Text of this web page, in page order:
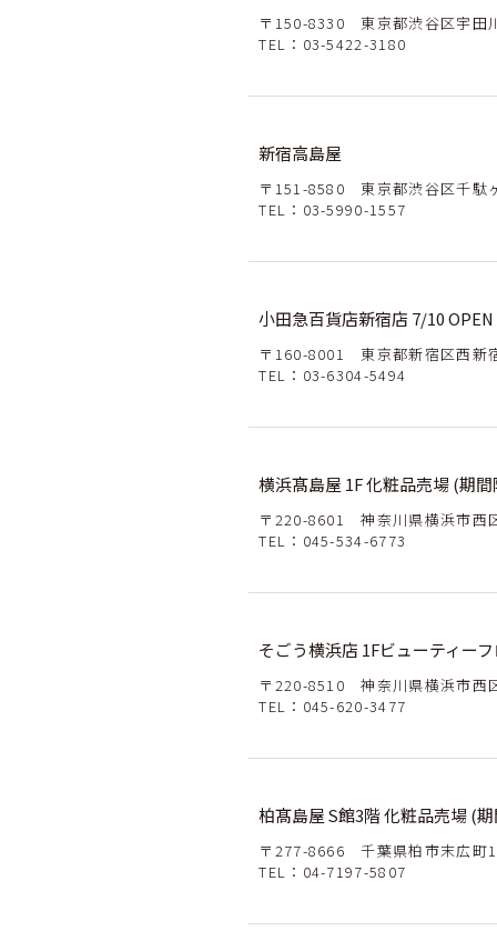
〒150-8330 東京都渋谷区宇田
TEL： 03-5422-3180
新宿高島屋
〒151-8580 東京都渋谷区千駄
TEL： 03-5990-1557
小田急百貨店新宿店 7/10 OPEN
〒160-8001 東京都新宿区西新
TEL： 03-6304-5494
横浜髙島屋 1F 化粧品売場 (期
〒220-8601 神奈川県横浜市西
TEL： 045-534-6773
そごう横浜店 1Fビューティー
〒220-8510 神奈川県横浜市西
TEL： 045-620-3477
柏髙島屋 S館3階 化粧品売場 (
〒277-8666 千葉県柏市末広町
TEL： 04-7197-5807